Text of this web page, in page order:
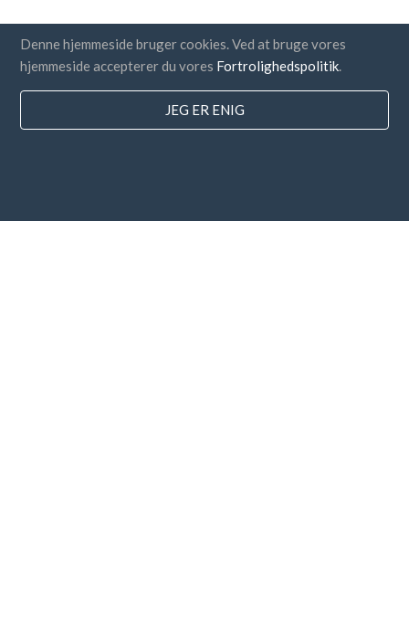
Denne hjemmeside bruger cookies. Ved at bruge vores
hjemmeside accepterer du vores Fortrolighedspolitik
JEG ER ENIG